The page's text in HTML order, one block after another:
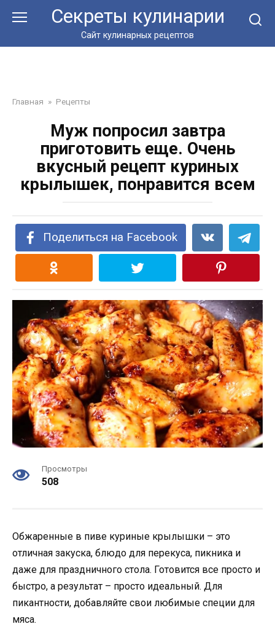
Секреты кулинарии
Сайт кулинарных рецептов
Главная » Рецепты
Муж попросил завтра
приготовить еще. Очень
вкусный рецепт куриных
крылышек, понравится всем
Поделиться на Facebook
Просмотры
508
Обжаренные в пиве куриные крылышки – это
отличная закуска, блюдо для перекуса, пикника и
даже для праздничного стола. Готовится все просто и
быстро, а результат – просто идеальный. Для
пикантности, добавляйте свои любимые специи для
мяса.